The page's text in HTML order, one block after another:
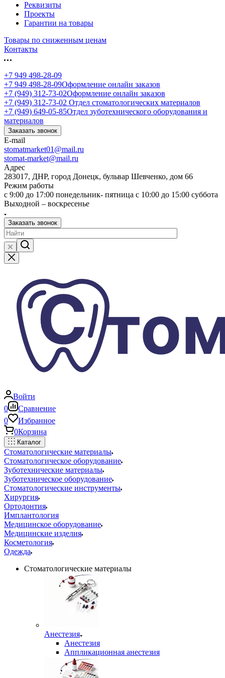
Реквизиты
Проекты
Гарантии на товары
Товары по сниженным ценам
Контакты
+7 949 498-28-09
+7 949 498-28-09Оформление онлайн заказов
+7 (949) 312-73-02Оформление онлайн заказов
+7 (949) 312-73-02 Отдел стоматологических материалов
+7 (949) 649-05-85Отдел зуботехнического оборудования и
материалов
Заказать звонок
E-mail
stomatmarket01@mail.ru
stomat-market@mail.ru
Адрес
283017, ДНР, город Донецк, бульвар Шевченко, дом 66
Режим работы
с 9:00 до 17:00 понедельник- пятница с 10:00 до 15:00 суббота
Выходной – воскресенье
Заказать звонок
Войти
0
Сравнение
0
Избранное
0Корзина
Каталог
Стоматологические материалы
Стоматологическое оборудование
Зуботехнические материалы
Зуботехническое оборудование
Стоматологические инструменты
Хирургия
Ортодонтия
Имплантология
Медицинское оборудование
Медицинские изделия
Косметология
Одежда
Стоматологические материалы
Анестезия
Анестезия
Аппликационная анестезия